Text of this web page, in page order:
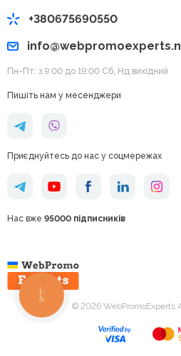
+380675690550
Пн-Пт: з 9:00 до 19:00 Cб, Нд вихідний
Пишіть нам у месенджери
Приєднуйтесь до нас у соцмережах
Нас вже 95000 підписників
© 2026 WebPromoExperts
КНОПКА
ЗВ'ЯЗКУ